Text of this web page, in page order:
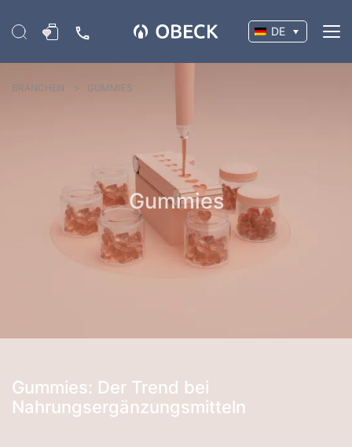
DE
BRANCHEN GUMMIES
Gummies
Gummies: Der Trend bei
Nahrungsergänzungsmitteln